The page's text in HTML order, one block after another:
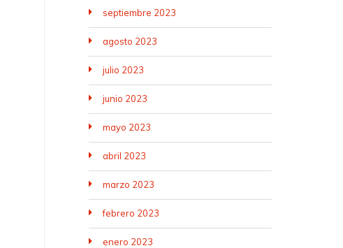
septiembre 2023
agosto 2023
julio 2023
junio 2023
mayo 2023
abril 2023
marzo 2023
febrero 2023
enero 2023